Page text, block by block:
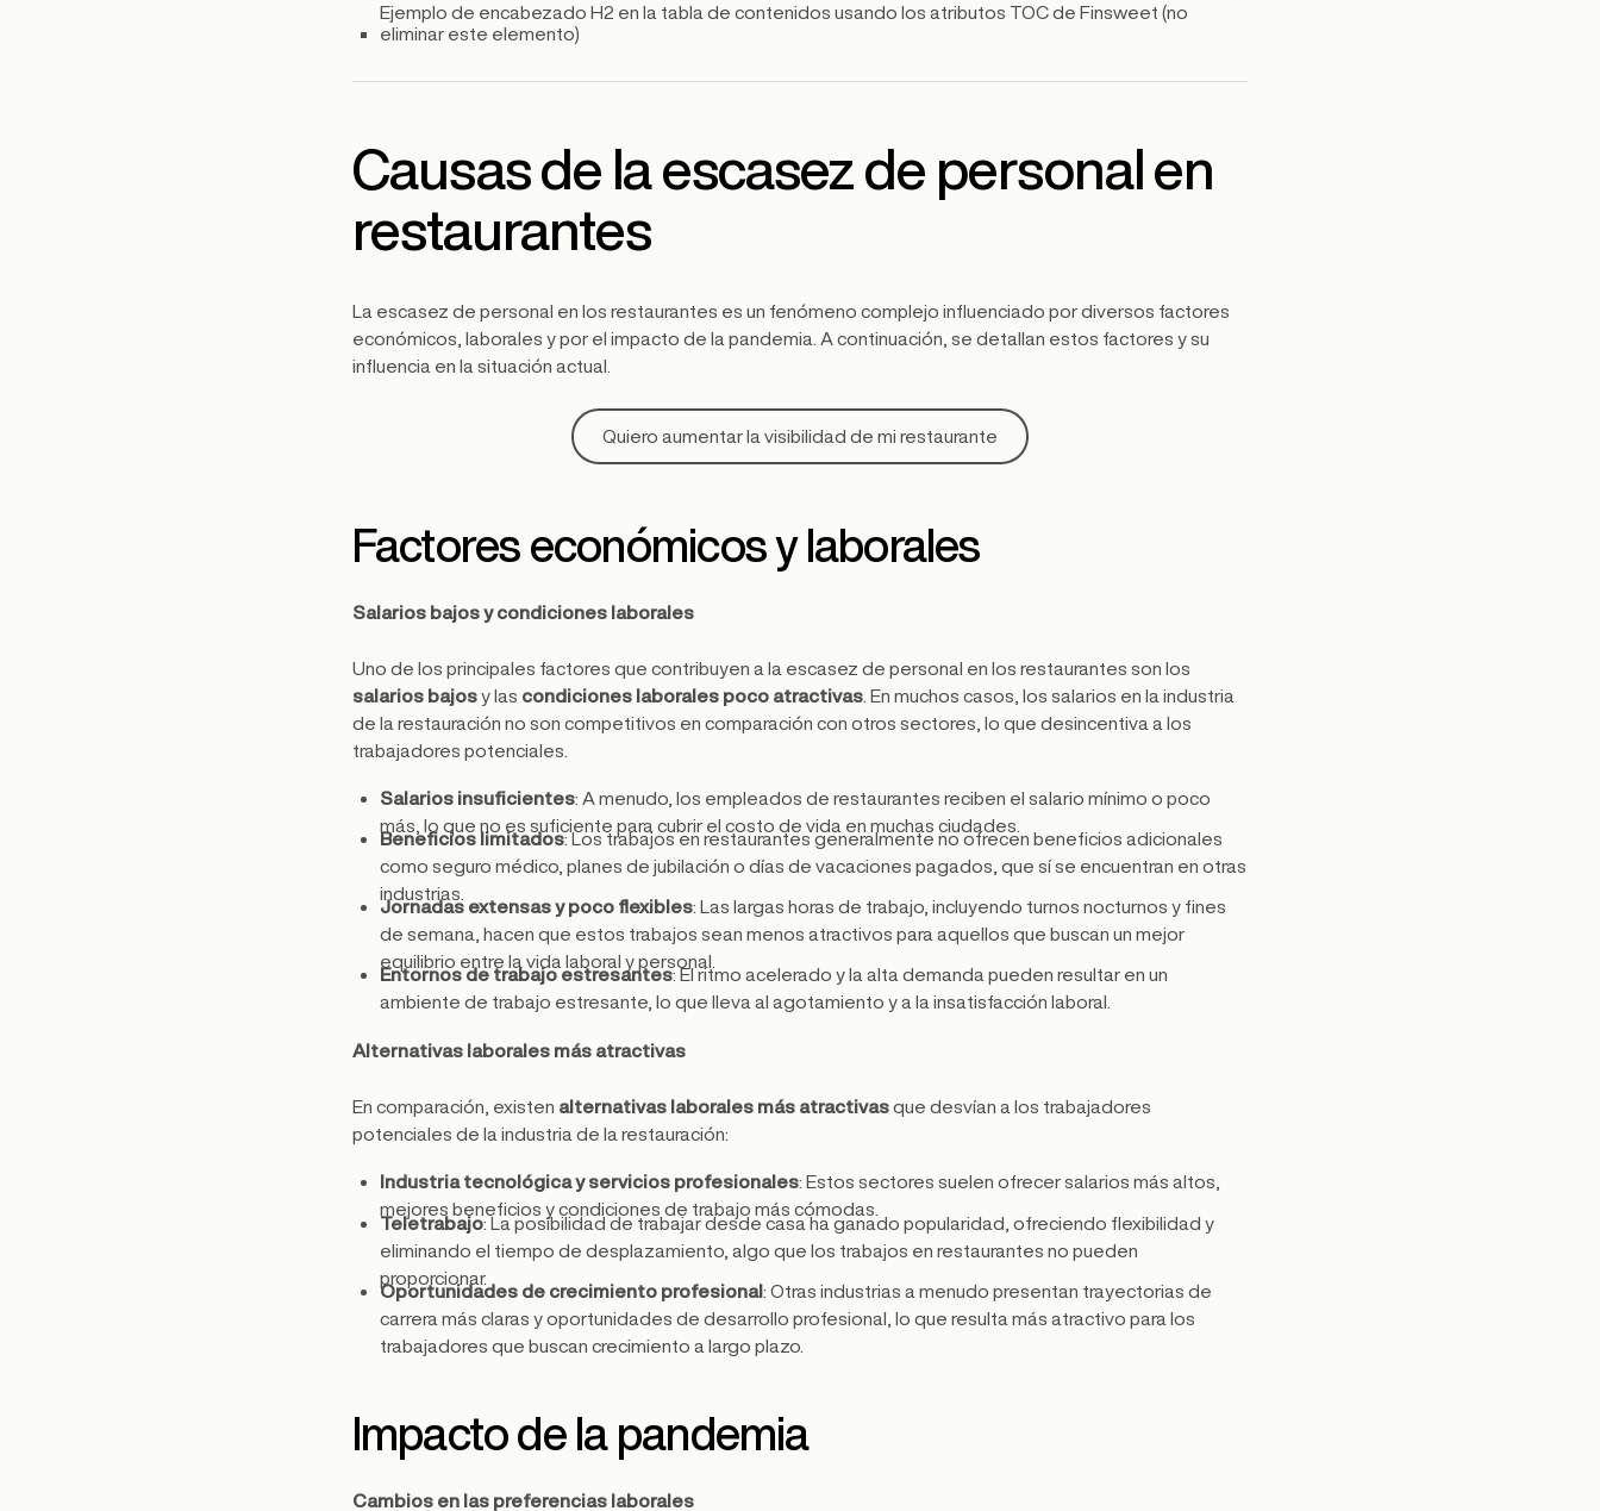
Ejemplo de encabezado H2 en la tabla de contenidos usando los atributos TOC de Finsweet (no
eliminar este elemento)
Causas de la escasez de personal en
restaurantes
La escasez de personal en los restaurantes es un fenómeno complejo influenciado por diversos factores
económicos, laborales y por el impacto de la pandemia. A continuación, se detallan estos factores y su
influencia en la situación actual.
Quiero aumentar la visibilidad de mi restaurante
Factores económicos y laborales
Salarios bajos y condiciones laborales
Uno de los principales factores que contribuyen a la escasez de personal en los restaurantes son los
salarios bajosy las condiciones laborales poco atractivas. En muchos casos, los salarios en la industria
de la restauración no son competitivos en comparación con otros sectores, lo que desincentiva a los
trabajadores potenciales.
Salarios insuficientes: A menudo, los empleados de restaurantes reciben el salario mínimo o poco
más, lo que no es suficiente para cubrir el costo de vida en muchas ciudades.
Beneficios limitados: Los trabajos en restaurantes generalmente no ofrecen beneficios adicionales
como seguro médico, planes de jubilación o días de vacaciones pagados, que sí se encuentran en otras
industrias.
Jornadas extensas y poco flexibles: Las largas horas de trabajo, incluyendo turnos nocturnos y fines
de semana, hacen que estos trabajos sean menos atractivos para aquellos que buscan un mejor
equilibrio entre la vida laboral y personal.
Entornos de trabajo estresantes: El ritmo acelerado y la alta demanda pueden resultar en un
ambiente de trabajo estresante, lo que lleva al agotamiento y a la insatisfacción laboral.
Alternativas laborales más atractivas
En comparación, existen alternativas laborales más atractivasque desvían a los trabajadores
potenciales de la industria de la restauración:
Industria tecnológica y servicios profesionales: Estos sectores suelen ofrecer salarios más altos,
mejores beneficios y condiciones de trabajo más cómodas.
Teletrabajo: La posibilidad de trabajar desde casa ha ganado popularidad, ofreciendo flexibilidad y
eliminando el tiempo de desplazamiento, algo que los trabajos en restaurantes no pueden
proporcionar.
Oportunidades de crecimiento profesional: Otras industrias a menudo presentan trayectorias de
carrera más claras y oportunidades de desarrollo profesional, lo que resulta más atractivo para los
trabajadores que buscan crecimiento a largo plazo.
Impacto de la pandemia
Cambios en las preferencias laborales